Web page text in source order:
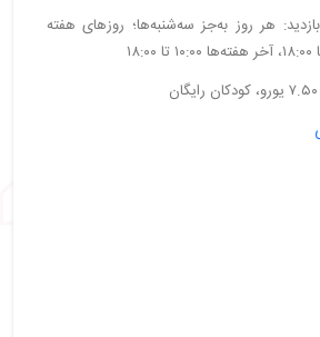
هر روز به‌جز سه‌شنبه‌ها؛ روزهای هفته